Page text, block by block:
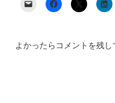
よかったらコメントを残し